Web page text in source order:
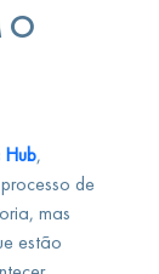
O
Hub,
de
mas
estão